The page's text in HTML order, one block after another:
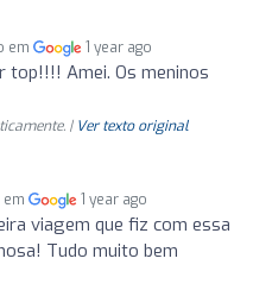
em 1 year ago
top!!!! Amei. Os meninos
| Ver texto original
em 1 year ago
viagem que fiz com essa
Tudo muito bem